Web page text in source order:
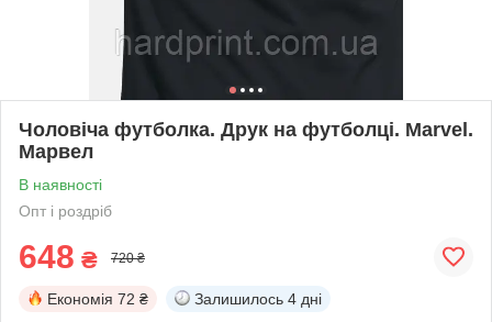
Чоловіча футболка. Друк на футболці. Marvel.
Марвел
В наявності
Опт і роздріб
648 ₴ 720 ₴
Економія 72 ₴ Залишилось 4 дні